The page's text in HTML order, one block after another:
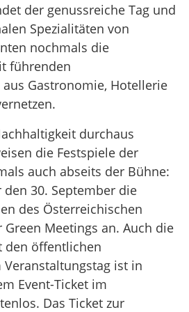
der genussreiche Tag und
Spezialitäten von
nochmals die
führenden
Gastronomie, Hotellerie
durchaus
die Festspiele der
auch abseits der Bühne:
30. September die
des Österreichischen
Meetings an. Auch die
den öffentlichen
ist in
Event-Ticket im
Das Ticket zur